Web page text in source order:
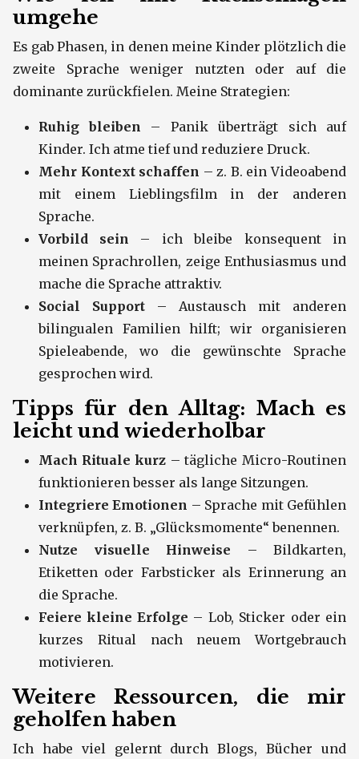
umgehe
Es gab Phasen, in denen meine Kinder plötzlich die
zweite Sprache weniger nutzten oder auf die
dominante zurückfielen. Meine Strategien:
Ruhig bleiben – Panik überträgt sich auf
Kinder. Ich atme tief und reduziere Druck.
Mehr Kontext schaffen – z. B. ein Videoabend
mit einem Lieblingsfilm in der anderen
Sprache.
Vorbild sein – ich bleibe konsequent in
meinen Sprachrollen, zeige Enthusiasmus und
mache die Sprache attraktiv.
Social Support – Austausch mit anderen
bilingualen Familien hilft; wir organisieren
Spieleabende, wo die gewünschte Sprache
gesprochen wird.
Tipps für den Alltag: Mach es
leicht und wiederholbar
Mach Rituale kurz – tägliche Micro-Routinen
funktionieren besser als lange Sitzungen.
Integriere Emotionen – Sprache mit Gefühlen
verknüpfen, z. B. „Glücksmomente“ benen­nen.
Nutze visuelle Hinweise – Bildkarten,
Etiketten oder Farbsticker als Erinnerung an
die Sprache.
Feiere kleine Erfolge – Lob, Sticker oder ein
kurzes Ritual nach neuem Wortgebrauch
motivieren.
Weitere Ressourcen, die mir
geholfen haben
Ich habe viel gelernt durch Blogs, Bücher und